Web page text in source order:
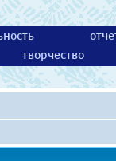
творчество